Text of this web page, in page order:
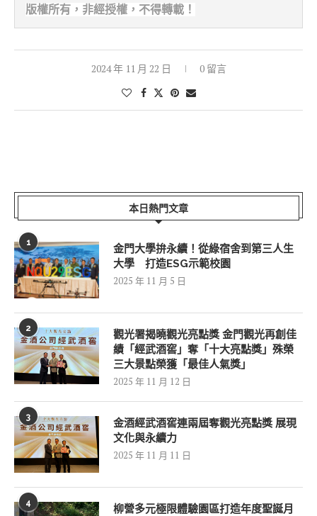
版權所有，非經授權，不得轉載！
2024 年 11 月 22 日 0 留言
本日熱門文章
1
金門大學拚永續！從綠宿舍到第三人生
大學 打造ESG示範校園
2025 年 11 月 5 日
2
觀光署揭曉觀光亮點獎 金門觀光再創佳
績「經武酒窖」奪「十大亮點獎」殊榮
三大景點榮獲「最佳人氣獎」
2025 年 11 月 12 日
3
金酒經武酒窖連兩屆奪觀光亮點獎 展現
文化與永續力
2025 年 11 月 11 日
4
柳營多元極限體驗園區打造年度聖誕月